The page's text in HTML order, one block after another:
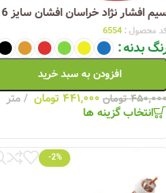
افشار نژاد خراسان افشان سایز 16
محصول : 6554
بدنه
افزودن به سبد خرید
تومان ۴۴۱,۰۰۰ تومان متر
انتخاب گزینه ها
-2%